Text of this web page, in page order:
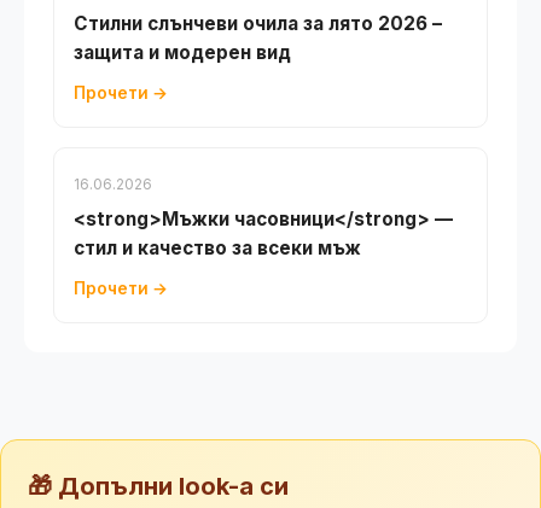
Стилни слънчеви очила за лято 2026 –
защита и модерен вид
Прочети →
16.06.2026
<strong>Мъжки часовници</strong> —
стил и качество за всеки мъж
Прочети →
🎁 Допълни look-а си